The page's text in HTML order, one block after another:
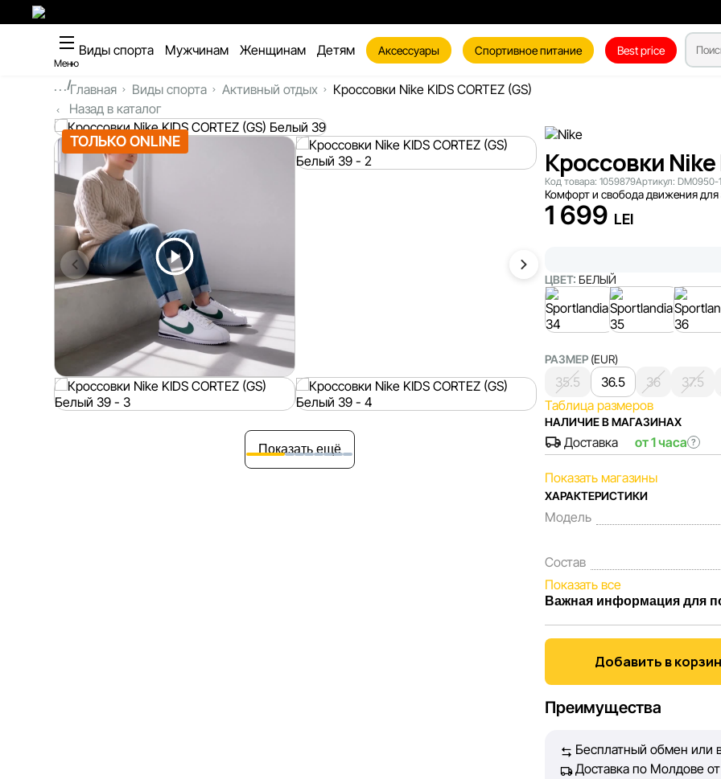
Меню
Виды спорта Мужчинам Женщинам Детям Аксессуары Спортивное питание Best price
...Главная Виды спорта Активный отдых
Кроссовки Nike KIDS CORTEZ (GS)
Назад в каталог
ТОЛЬКО ONLINE
Показать ещё
Кроссовки Nike
Код товара: 1059879Артикул: DM0950-
Комфорт и свобода движения для
1 699 LEI
ЦВЕТ: БЕЛЫЙ
РАЗМЕР (EUR)
35.5 36.5 36 37.5
Таблица размеров
НАЛИЧИЕ В МАГАЗИНАХ
Доставка от 1 часа ?
Показать магазины
ХАРАКТЕРИСТИКИ
Модель
Состав
Показать все
Важная информация для
Мы, команда сети
Каждый день мы работаем
представленная на сайте,
принять лучшее решение о
Однако, несмотря на
абсолютную точность всех
Добавить в
Преимущества
Бесплатный обмен или
Доставка по Молдове от